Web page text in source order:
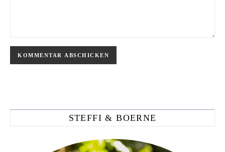
STEFFI & BOERNE